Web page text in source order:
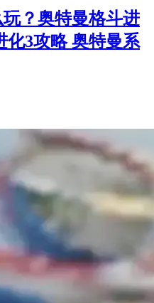
？奥特曼格斗进
化3攻略 奥特曼系